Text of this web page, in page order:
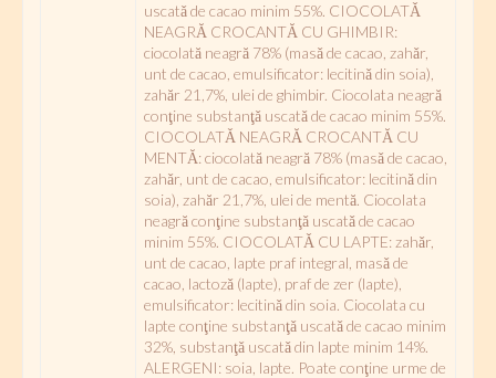
uscatǎ de cacao minim 55%. CIOCOLATǍ
NEAGRĂ CROCANTĂ CU GHIMBIR:
ciocolată neagră 78% (masǎ de cacao, zahǎr,
unt de cacao, emulsificator: lecitinǎ din soia),
zahăr 21,7%, ulei de ghimbir. Ciocolata neagră
conţine substanţǎ uscatǎ de cacao minim 55%.
CIOCOLATǍ NEAGRĂ CROCANTĂ CU
MENTĂ: ciocolată neagră 78% (masǎ de cacao,
zahǎr, unt de cacao, emulsificator: lecitinǎ din
soia), zahăr 21,7%, ulei de mentă. Ciocolata
neagră conţine substanţǎ uscatǎ de cacao
minim 55%. CIOCOLATǍ CU LAPTE: zahǎr,
unt de cacao, lapte praf integral, masǎ de
cacao, lactozǎ (lapte), praf de zer (lapte),
emulsificator: lecitinǎ din soia. Ciocolata cu
lapte conţine substanţǎ uscatǎ de cacao minim
32%, substanţǎ uscatǎ din lapte minim 14%.
ALERGENI: soia, lapte. Poate conţine urme de